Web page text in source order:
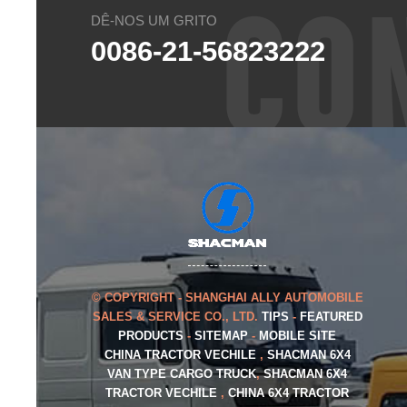
DÊ-NOS UM GRITO
0086-21-56823222
© COPYRIGHT - SHANGHAI ALLY AUTOMOBILE
SALES & SERVICE CO., LTD. TIPS - FEATURED
PRODUCTS- SITEMAP - MOBILE SITE
CHINA TRACTOR VECHILE , SHACMAN 6X4
VAN TYPE CARGO TRUCK,SHACMAN 6X4
TRACTOR VECHILE , CHINA 6X4 TRACTOR